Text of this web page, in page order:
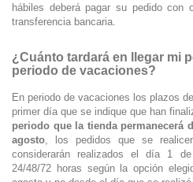
hábiles deberá pagar su pedido
transferencia bancaria.
¿Cuánto tardará en llegar mi
periodo de vacaciones?
En periodo de vacaciones los plazos
primer día que se indique que han
periodo que la tienda permanecerá
agosto, los pedidos que se
considerarán realizados el día 1
24/48/72 horas según la opción